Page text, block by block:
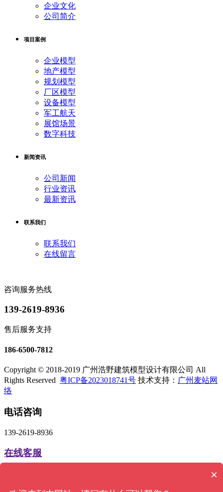
企业文化
公司简介
项目案例
企业模型
地产模型
规划模型
厂区模型
设备模型
军工航天
展馆场景
数字科技
新闻资讯
公司新闻
行业资讯
最新资讯
联系我们
联系我们
在线留言
咨询服务热线
139-2619-8936
售后服务支持
186-6500-7812
Copyright © 2018-2019 广州浩野建筑模型设计有限公司 All
Rights Reserved 粤ICP备2023018741号 技术支持： 广州麦站网
络
电话咨询
139-2619-8936
在线客服
×